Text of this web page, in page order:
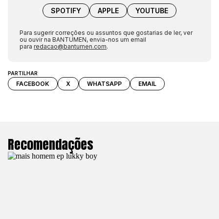
PARTILHAR
FACEBOOK X WHATSAPP EMAIL
SPOTIFY APPLE YOUTUBE
Para sugerir correções ou assuntos que gostarias de ler, ver
ou ouvir na BANTUMEN, envia-nos um email
para redacao@bantumen.com.
Recomendações